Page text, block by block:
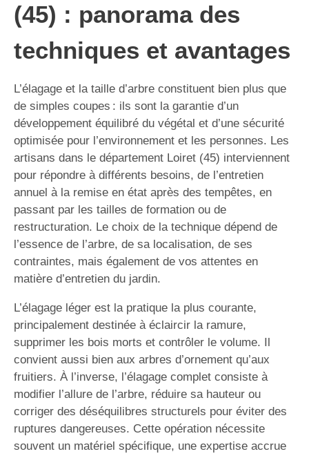
(45) : panorama des
techniques et avantages
L’élagage et la taille d’arbre constituent bien plus que
de simples coupes : ils sont la garantie d’un
développement équilibré du végétal et d’une sécurité
optimisée pour l’environnement et les personnes. Les
artisans dans le département Loiret (45) interviennent
pour répondre à différents besoins, de l’entretien
annuel à la remise en état après des tempêtes, en
passant par les tailles de formation ou de
restructuration. Le choix de la technique dépend de
l’essence de l’arbre, de sa localisation, de ses
contraintes, mais également de vos attentes en
matière d’entretien du jardin.
L’élagage léger est la pratique la plus courante,
principalement destinée à éclaircir la ramure,
supprimer les bois morts et contrôler le volume. Il
convient aussi bien aux arbres d’ornement qu’aux
fruitiers. À l’inverse, l’élagage complet consiste à
modifier l’allure de l’arbre, réduire sa hauteur ou
corriger des déséquilibres structurels pour éviter des
ruptures dangereuses. Cette opération nécessite
souvent un matériel spécifique, une expertise accrue